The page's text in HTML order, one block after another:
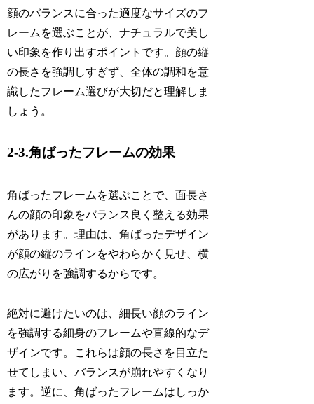
顔のバランスに合った適度なサイズのフ
レームを選ぶことが、ナチュラルで美し
い印象を作り出すポイントです。顔の縦
の長さを強調しすぎず、全体の調和を意
識したフレーム選びが大切だと理解しま
しょう。
2-3.角ばったフレームの効果
角ばったフレームを選ぶことで、面長さ
んの顔の印象をバランス良く整える効果
があります。理由は、角ばったデザイン
が顔の縦のラインをやわらかく見せ、横
の広がりを強調するからです。
絶対に避けたいのは、細長い顔のライン
を強調する細身のフレームや直線的なデ
ザインです。これらは顔の長さを目立た
せてしまい、バランスが崩れやすくなり
ます。逆に、角ばったフレームはしっか